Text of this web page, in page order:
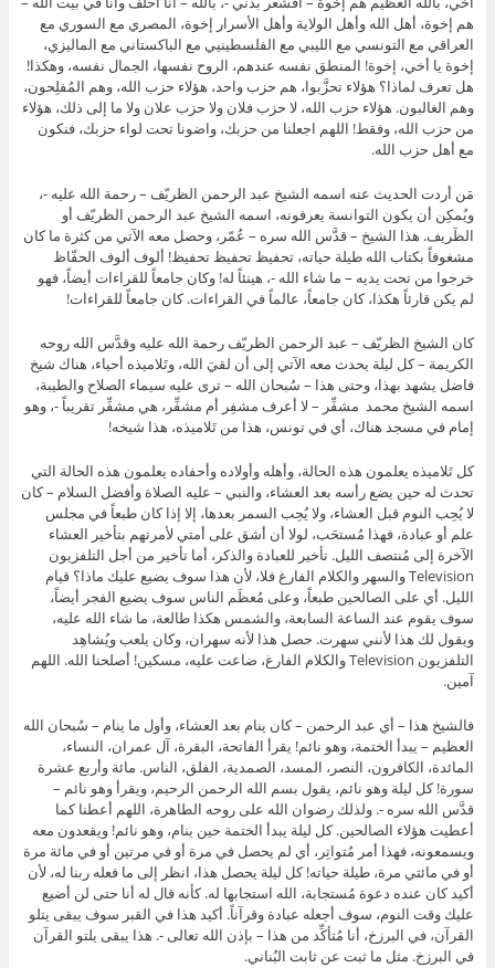
هم إخوة، أهل الله وأهل الولاية وأهل الأسرار إخوة، المصري مع السوري مع
العراقي مع التونسي مع الليبي مع الفلسطينيي مع الباكستاني مع الماليزي،
إخوة يا أخي، إخوة! المنطق نفسه عندهم، الروح نفسها، الجمال نفسه، وهكذا!
هل تعرف لماذا؟ هؤلاء تحزَّبوا، هم حزب واحد، هؤلاء حزب الله، وهم المُفلِحون،
وهم الغالبون. هؤلاء حزب الله، لا حزب فلان ولا حزب علان ولا ما إلى ذلك، هؤلاء
من حزب الله، وفقط! اللهم اجعلنا من حزبك، واضونا تحت لواء حزبك، فنكون
مع أهل حزب الله.
مَن أردت الحديث عنه اسمه الشيخ عبد الرحمن الظريّف – رحمة الله عليه -،
ويُمكِن أن يكون التوانسة يعرفونه، اسمه الشيخ عبد الرحمن الظريّف أو
الظَريف. هذا الشيخ – قدَّس الله سره – عُمّر، وحصل معه الآتي من كثرة ما كان
مشغوفاً بكتاب الله طيلة حياته، تحفيظ تحفيظ تحفيظ! ألوف ألوف الحفّاظ
خرجوا من تحت يديه – ما شاء الله -، هينئاً له! وكان جامعاً للقراءات أيضاً، فهو
لم يكن قارئاً هكذا، كان جامعاً، عالماً في القراءات. كان جامعاً للقراءات!
كان الشيخ الظريّف – عبد الرحمن الظريّف رحمة الله عليه وقدَّس الله روحه
الكريمة – كل ليلة يحدث معه الآتي إلى أن لقيَ الله، وتَلاميذه أحياء، هناك شيخ
فاضل يشهد بهذا، وحتى هذا – سُبحان الله – ترى عليه سيماء الصلاح والطيبة،
اسمه الشيخ محمد مشفِّر – لا أعرف مشفِر أم مشفِّر، هي مشفِّر تقريباً -، وهو
إمام في مسجد هناك، أي في تونس، هذا من تَلاميذه، هذا شيخه!
كل تَلاميذه يعلمون هذه الحالة، وأهله وأولاده وأحفاده يعلمون هذه الحالة التي
تحدث له حين يضع رأسه بعد العشاء، والنبي – عليه الصلاة وأفضل السلام – كان
لا يُحِب النوم قبل العشاء، ولا يُحِب السمر بعدها، إلا إذا كان طبعاً في مجلس
علم أو عبادة، فهذا مُستحَب، لولا أن أشق على أمتي لأمرتهم بتأخير العشاء
الآخرة إلى مُنتصف الليل. تأخير للعبادة والذكر، أما تأخير من أجل التلفزيون
Television والسهر والكلام الفارغ فلا، لأن هذا سوف يضيع عليك ماذا؟ قيام
الليل. أي على الصالحين طبعاً، وعلى مُعظَم الناس سوف يضيع الفجر أيضاً،
سوف يقوم عند الساعة السابعة، والشمس هكذا طالعة، ما شاء الله عليه،
ويقول لك هذا لأنني سهرت. حصل هذا لأنه سهران، وكان يلعب ويُشاهِد
التلفزيون Television والكلام الفارغ، ضاعت عليه، مسكين! أصلحنا الله. اللهم
آمين.
فالشيخ هذا – أي عبد الرحمن – كان ينام بعد العشاء، وأول ما ينام – سُبحان الله
العظيم – يبدأ الختمة، وهو نائم! يقرأ الفاتحة، البقرة، آل عمران، النساء،
المائدة، الكافرون، النصر، المسد، الصمدية، الفلق، الناس. مائة وأربع عشرة
سورة! كل ليلة وهو نائم، يقول بسم الله الرحمن الرحيم، ويقرأ وهو نائم –
قدَّس الله سره -. ولذلك رضوان الله على روحه الطاهرة، اللهم أعطنا كما
أعطيت هؤلاء الصالحين. كل ليلة يبدأ الختمة حين ينام، وهو نائم! ويقعدون معه
ويسمعونه، فهذا أمر مُتواتِر، أي لم يحصل في مرة أو في مرتين أو في مائة مرة
أو في مائتي مرة، طيلة حياته! كل ليلة يحصل هذا، انظر إلى ما فعله ربنا له، لأن
أكيد كان عنده دعوة مُستجابة، الله استجابها له. كأنه قال له أنا حتى لن أضيع
عليك وقت النوم، سوف أجعله عبادة وقرآناً. أكيد هذا في القبر سوف يبقى يتلو
القرآن، في البرزخ، أنا مُتأكِّد من هذا – بإذن الله تعالى -. هذا يبقى يلتو القرآن
في البرزخ. مثل ما ثبت عن ثابت البُناني.